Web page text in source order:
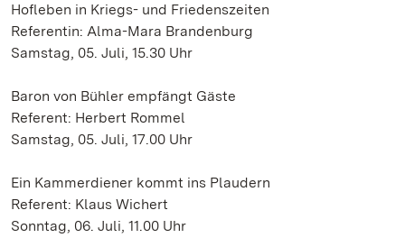
Hofleben in Kriegs- und Friedenszeiten
Referentin: Alma-Mara Brandenburg
Samstag, 05. Juli, 15.30 Uhr
Baron von Bühler empfängt Gäste
Referent: Herbert Rommel
Samstag, 05. Juli, 17.00 Uhr
Ein Kammerdiener kommt ins Plaudern
Referent: Klaus Wichert
Sonntag, 06. Juli, 11.00 Uhr